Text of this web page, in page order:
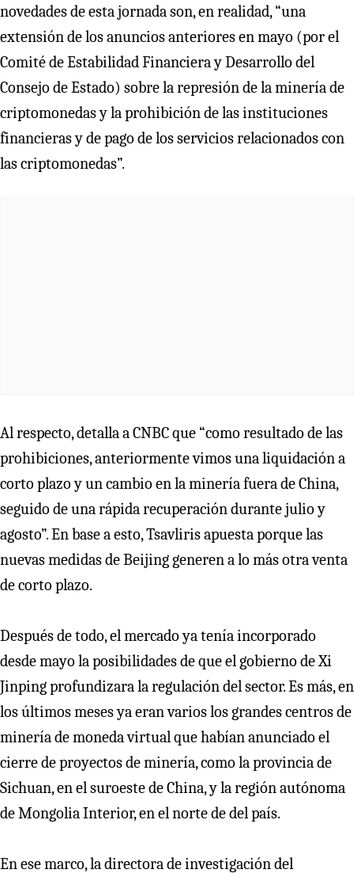
novedades de esta jornada son, en realidad, “una
extensión de los anuncios anteriores en mayo (por el
Comité de Estabilidad Financiera y Desarrollo del
Consejo de Estado) sobre la represión de la minería de
criptomonedas y la prohibición de las instituciones
financieras y de pago de los servicios relacionados con
las criptomonedas”.
Al respecto, detalla a CNBC que “como resultado de las
prohibiciones, anteriormente vimos una liquidación a
corto plazo y un cambio en la minería fuera de China,
seguido de una rápida recuperación durante julio y
agosto”. En base a esto, Tsavliris apuesta porque las
nuevas medidas de Beijing generen a lo más otra venta
de corto plazo.
Después de todo, el mercado ya tenía incorporado
desde mayo la posibilidades de que el gobierno de Xi
Jinping profundizara la regulación del sector. Es más, en
los últimos meses ya eran varios los grandes centros de
minería de moneda virtual que habían anunciado el
cierre de proyectos de minería, como la provincia de
Sichuan, en el suroeste de China, y la región autónoma
de Mongolia Interior, en el norte de del país.
En ese marco, la directora de investigación del